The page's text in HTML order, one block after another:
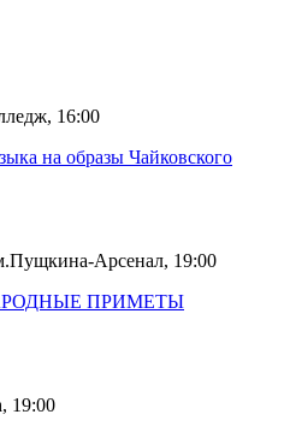
16:00
на образы Чайковского
Арсенал, 19:00
ПРИМЕТЫ
19:00